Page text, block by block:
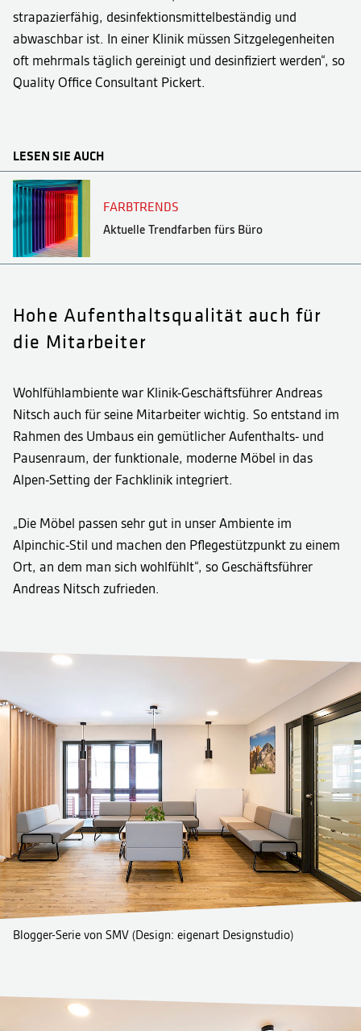
strapazierfähig, desinfektionsmittelbeständig und
abwaschbar ist. In einer Klinik müssen Sitzgelegenheiten
oft mehrmals täglich gereinigt und desinfiziert werden“, so
Quality Office Consultant Pickert.
LESEN SIE AUCH
FARBTRENDS
Aktuelle Trendfarben fürs Büro
Hohe Aufenthaltsqualität auch für
die Mitarbeiter
Wohlfühlambiente war Klinik-Geschäftsführer Andreas
Nitsch auch für seine Mitarbeiter wichtig. So entstand im
Rahmen des Umbaus ein gemütlicher Aufenthalts- und
Pausenraum, der funktionale, moderne Möbel in das
Alpen-Setting der Fachklinik integriert.
„Die Möbel passen sehr gut in unser Ambiente im
Alpinchic-Stil und machen den Pflegestützpunkt zu einem
Ort, an dem man sich wohlfühlt“, so Geschäftsführer
Andreas Nitsch zufrieden.
Blogger-Serie von SMV (Design: eigenart Designstudio)